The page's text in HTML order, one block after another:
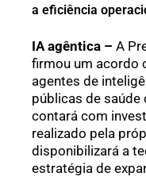
a eficiência
IA agêntica – A
firmou um acordo
agentes de
públicas de
contará com
realizado pela
disponibilizará a
estratégia de